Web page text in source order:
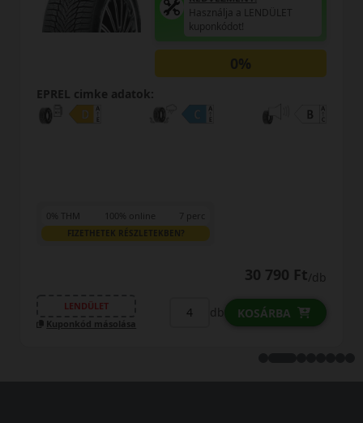
0%
EPREL cimke adatok:
0% THM 100% online 7 perc
FIZETHETEK RÉSZLETEKBEN?
33 190 Ft/db
LENDÜLET
Kuponkód másolása
db KOSÁRBA